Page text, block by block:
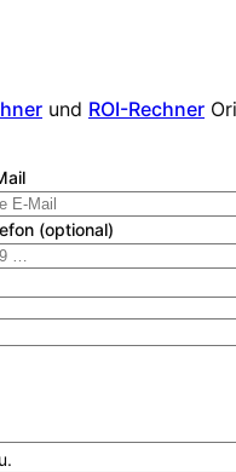
und ROI-Rechner
(optional)